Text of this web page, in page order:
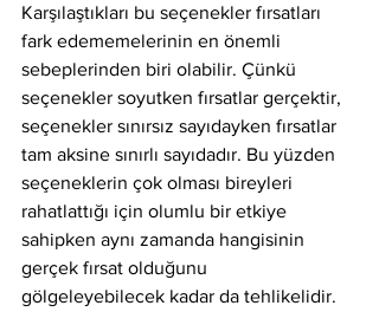
Karşılaştıkları bu seçenekler fırsatları
fark edememelerinin en önemli
sebeplerinden biri olabilir. Çünkü
seçenekler soyutken fırsatlar gerçektir,
seçenekler sınırsız sayıdayken fırsatlar
tam aksine sınırlı sayıdadır. Bu yüzden
seçeneklerin çok olması bireyleri
rahatlattığı için olumlu bir etkiye
sahipken aynı zamanda hangisinin
gerçek fırsat olduğunu
gölgeleyebilecek kadar da tehlikelidir.